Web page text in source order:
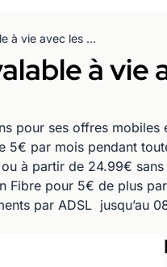
Bon plan SOSH : 5€ de remise valable à vie avec les forfaits mobiles et Livebox !
à
pour ses offres
par mois pendant
à partir de 24.99€
Fibre pour 5€ de plus
par ADSL jusqu’au